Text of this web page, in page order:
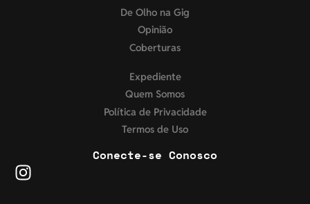
De Olho na Gig
Opinião
Coberturas
Expediente
Quem Somos
Política de Privacidade
Termos de Uso
Conecte-se Conosco